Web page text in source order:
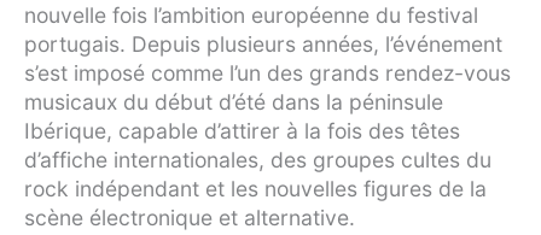
nouvelle fois l’ambition européenne du festival
portugais. Depuis plusieurs années, l’événement
s’est imposé comme l’un des grands rendez-vous
musicaux du début d’été dans la péninsule
Ibérique, capable d’attirer à la fois des têtes
d’affiche internationales, des groupes cultes du
rock indépendant et les nouvelles figures de la
scène électronique et alternative.